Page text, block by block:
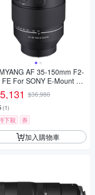
AF 35-150mm F2-
For SONY E-Mount 自
焦鏡頭 公司貨
$36,980
(1)
下殺 券
加入購物車